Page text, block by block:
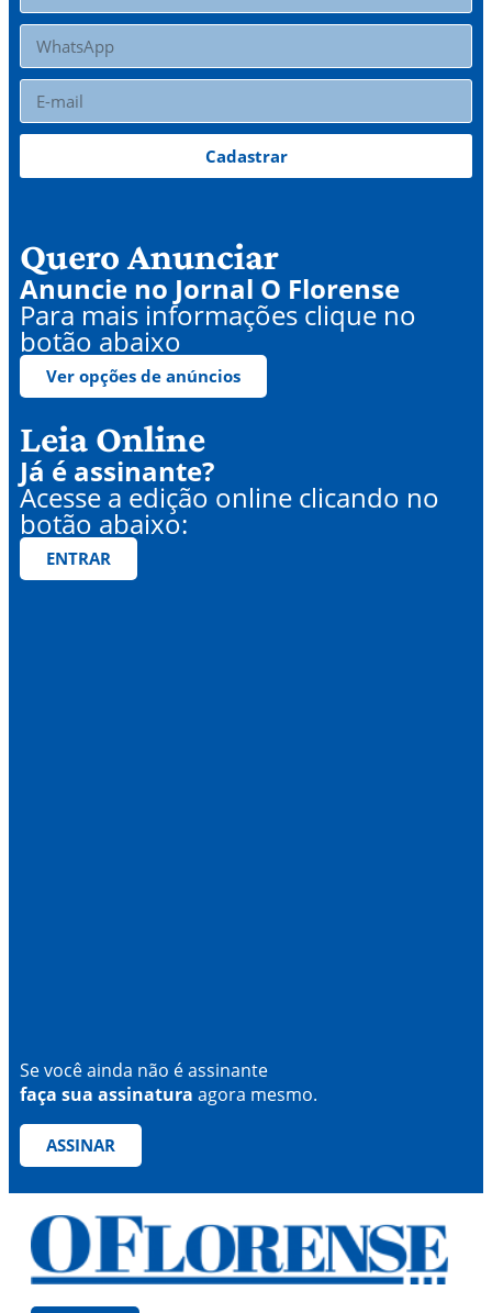
Cadastrar
Quero Anunciar
Anuncie no Jornal O Florense
Para mais informações clique no
botão abaixo
Ver opções de anúncios
Leia Online
Já é assinante?
Acesse a edição online clicando no
botão abaixo:
ENTRAR
Se você ainda não é assinante
faça sua assinatura agora mesmo.
ASSINAR